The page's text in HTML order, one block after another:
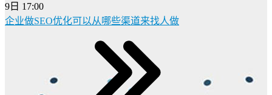
9日 17:00
企业做SEO优化可以从哪些渠道来找人做